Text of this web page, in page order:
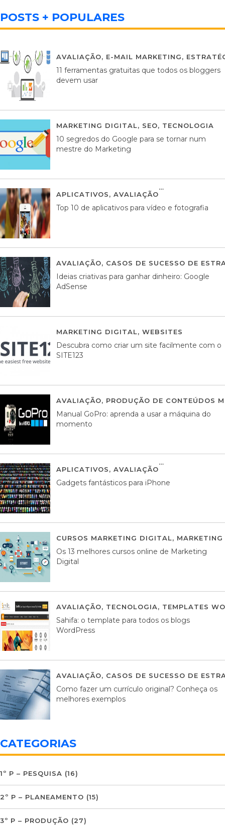
POSTS + POPULARES
AVALIAÇÃO, E-MAIL MARKETING,
11 ferramentas gratuitas que todos os bloggers
devem usar
MARKETING DIGITAL, SEO, TECNOLOGIA
10 segredos do Google para se tornar num
mestre do Marketing
APLICATIVOS, AVALIAÇÃO
Top 10 de aplicativos para vídeo e fotografia
AVALIAÇÃO, CASOS DE SUCESSO DE
Ideias criativas para ganhar dinheiro: Google
AdSense
MARKETING DIGITAL, WEBSITES
Descubra como criar um site facilmente com o
SITE123
AVALIAÇÃO, PRODUÇÃO DE CONTEÚDOS
Manual GoPro: aprenda a usar a máquina do
momento
APLICATIVOS, AVALIAÇÃO
Gadgets fantásticos para iPhone
CURSOS MARKETING DIGITAL,
Os 13 melhores cursos online de Marketing
Digital
AVALIAÇÃO, TECNOLOGIA, TEMPLATES
Sahifa: o template para todos os blogs
WordPress
AVALIAÇÃO, CASOS DE SUCESSO DE
Como fazer um currículo original? Conheça os
melhores exemplos
CATEGORIAS
1º P – PESQUISA (16)
2º P – PLANEAMENTO (15)
3º P – PRODUÇÃO (27)